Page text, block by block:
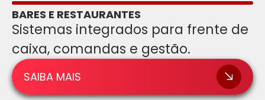
BARES E RESTAURANTES
Sistemas integrados para frente de
caixa, comandas e gestão.
SAIBA MAIS